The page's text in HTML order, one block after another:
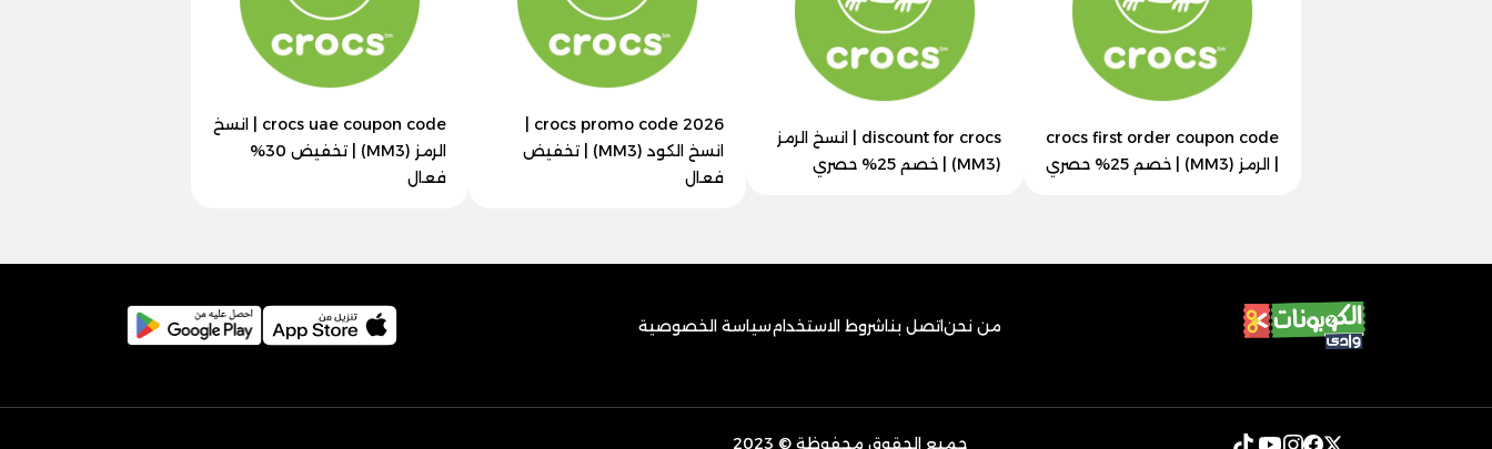
crocs first order coupon code
| الرمز (MM3) | خصم 25% حصري
discount for crocs | انسخ الرمز
(MM3) | خصم 25% حصري
انسخ الكود (MM3) | تخفيض
فعال
crocs uae coupon code | انسخ
الرمز (MM3) | تخفيض 30%
فعال
من نحناتصل بناشروط الاستخدامسياسة الخصوصية
جميع الحقوق محفوظة © 2023